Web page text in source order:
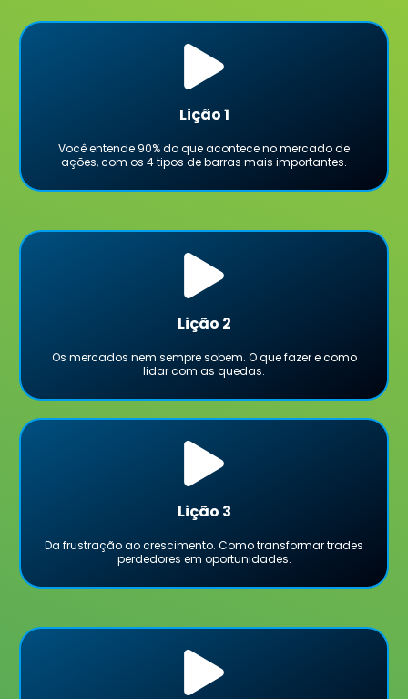
Lição 1
Você entende 90% do que acontece no mercado de
ações, com os 4 tipos de barras mais importantes.
Lição 2
Os mercados nem sempre sobem. O que fazer e como
lidar com as quedas.
Lição 3
Da frustração ao crescimento. Como transformar trades
perdedores em oportunidades.